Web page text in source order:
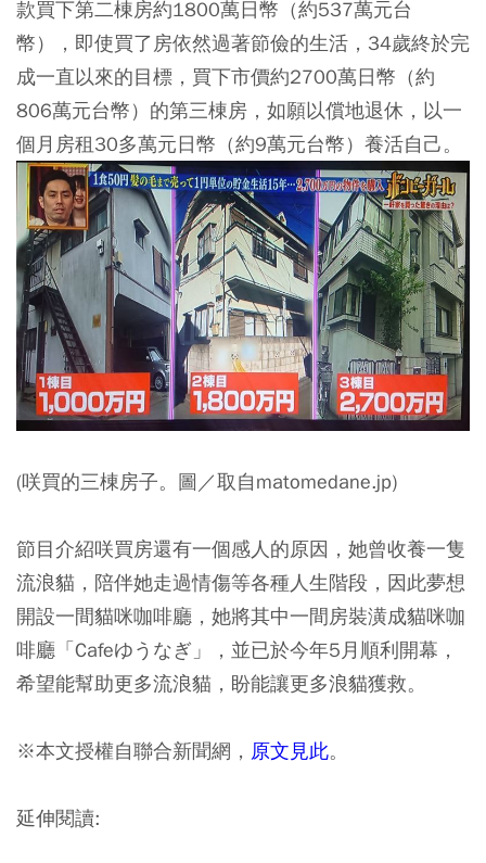
款買下第二棟房約1800萬日幣（約537萬元台
幣），即使買了房依然過著節儉的生活，34歲終於完
成一直以來的目標，買下市價約2700萬日幣（約
806萬元台幣）的第三棟房，如願以償地退休，以一
個月房租30多萬元日幣（約9萬元台幣）養活自己。
(咲買的三棟房子。圖／取自matomedane.jp)
節目介紹咲買房還有一個感人的原因，她曾收養一隻
流浪貓，陪伴她走過情傷等各種人生階段，因此夢想
開設一間貓咪咖啡廳，她將其中一間房裝潢成貓咪咖
啡廳「Cafeゆうなぎ」，並已於今年5月順利開幕，
希望能幫助更多流浪貓，盼能讓更多浪貓獲救。
※本文授權自聯合新聞網， 原文見此。
延伸閱讀: